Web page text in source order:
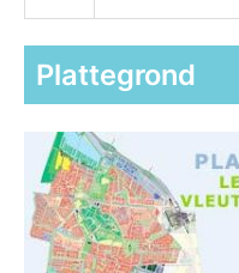
Plattegrond